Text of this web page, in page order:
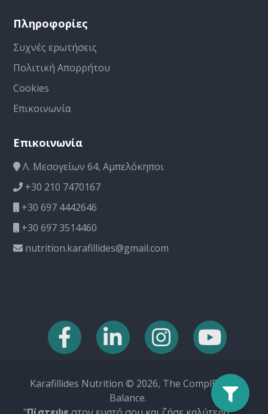
Πληροφορίες
Συχνές ερωτήσεις
Πολιτική Απορρήτου
Cookies
Επικοινωνία
Επικοινωνία
Λ. Μεσογείων 64, Αμπελόκηποι
+30 210 7470167
+30 697 4442646
+30 697 3514460
nutrition.karafillides@gmail.com
Karafillides Nutrition © 2026, The ComplEat
Balance.